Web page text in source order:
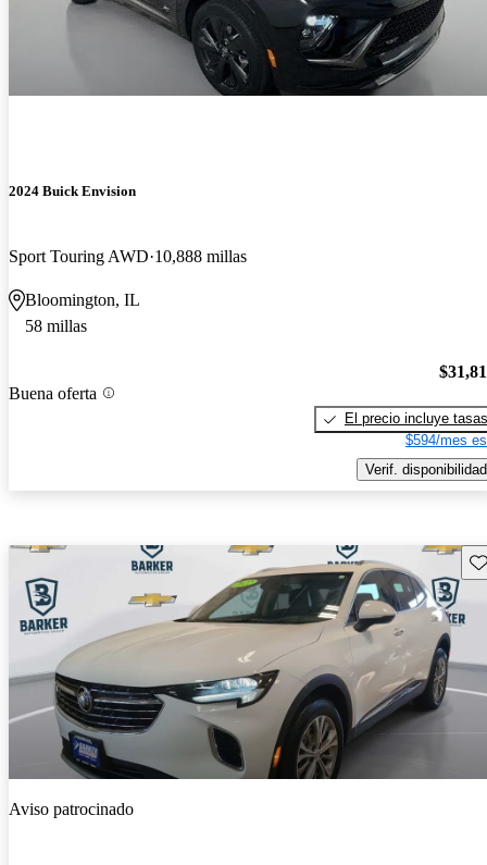
2024 Buick Envision
Sport Touring AWD 10,888 millas
Bloomington, IL
58 millas
Buena oferta
El precio incluye tasas
$594/mes
Verif. disponibilidad
Aviso patrocinado